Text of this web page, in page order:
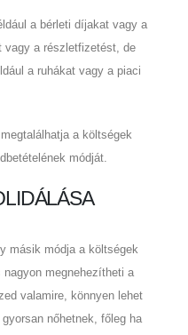
a bérleti díjakat vagy a
vagy a részletfizetést, de
a ruhákat vagy a piaci
a költségek
módját.
másik módja a költségek
megnehezítheti a
valamire, könnyen lehet
nőhetnek, főleg ha